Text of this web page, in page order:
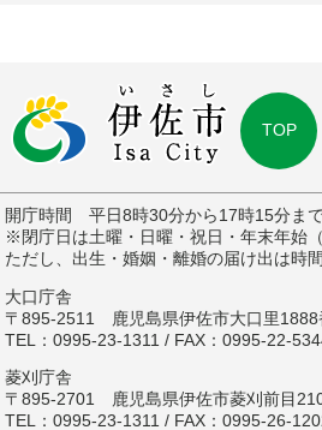
TOP
開庁時間 平日8時30分から17時15分ま
※閉庁日は土曜・日曜・祝日・年末年始
ただし、出生・婚姻・離婚の届け出は時
大口庁舎
〒895-2511 鹿児島県伊佐市大口里1888
TEL：0995-23-1311 / FAX：0995-22-
菱刈庁舎
〒895-2701 鹿児島県伊佐市菱刈前目
TEL：0995-23-1311 / FAX：0995-26-